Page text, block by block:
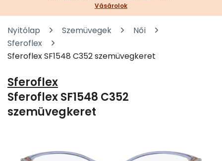
Vásárolok
Nyitólap Szemüvegek
Női
Sferoflex
Sferoflex SF1548 C352 szemüvegkeret
Sferoflex
Sferoflex SF1548 C352
szemüvegkeret